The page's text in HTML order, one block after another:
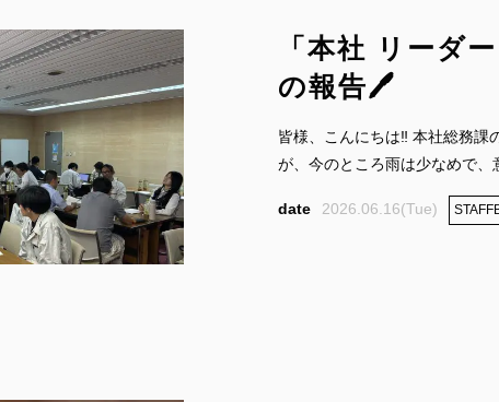
「本社 リーダ
の報告🖊
皆様、こんにちは‼ 本社総務課
が、今のところ雨は少なめで、
2026.06.16(Tue)